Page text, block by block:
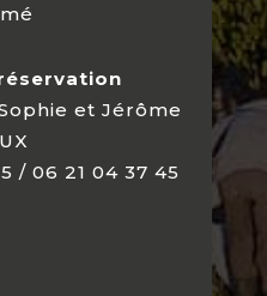
et Jérôme
/ 06 21 04 37 45